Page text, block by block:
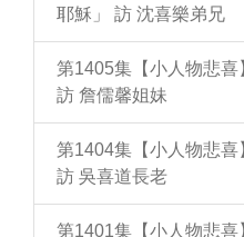
耶穌」 訪 沈喜樂弟兄
第1405集【小人物悲喜
訪 詹儒馨姐妹
第1404集【小人物悲喜
訪 吳喜道長老
第1401集【小人物悲喜